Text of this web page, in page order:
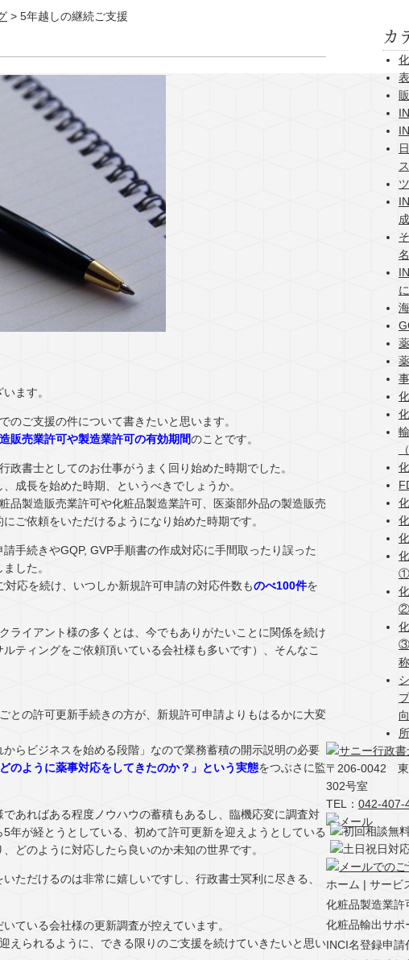
> 5年越しの継続ご支援
ます。
ご支援の件について書きたいと思います。
販売業許可や製造業許可の有効期間のことです。
政書士としてのお仕事がうまく回り始めた時期でした。
成長を始めた時期、というべきでしょうか。
品製造販売業許可や化粧品製造業許可、医薬部外品の製造販売
ご依頼をいただけるようになり始めた時期です。
手続きやGQP, GVP手順書の作成対応に手間取ったり誤った
した。
応を続け、いつしか新規許可申請の対応件数ものべ100件を
ライアント様の多くとは、今でもありがたいことに関係を続け
ティングをご依頼頂いている会社様も多いです）、そんなこ
との許可更新手続きの方が、新規許可申請よりもはるかに大変
らビジネスを始める段階」なので業務蓄積の開示説明の必要
どのように薬事対応をしてきたのか？」という実態をつぶさに監
あればある程度ノウハウの蓄積もあるし、臨機応変に調査対
年が経とうとしている、初めて許可更新を迎えようとしている
どのように対応したら良いのか未知の世界です。
ただけるのは非常に嬉しいですし、行政書士冥利に尽きる、
ている会社様の更新調査が控えています。
えられるように、できる限りのご支援を続けていきたいと思い
カ
①
②
③
称
〒206-0042 東
302号室
TEL： 042-407-
ホーム サービ
化粧品製造業許
化粧品輸出サポ
INCI名登録申請